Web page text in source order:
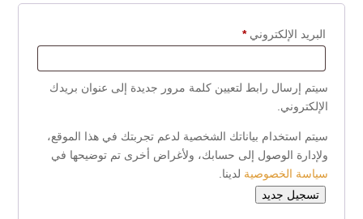
البريد الإلكتروني*
سيتم إرسال رابط لتعيين كلمة مرور جديدة إلى عنوان بريدك
الإلكتروني.
سيتم استخدام بياناتك الشخصية لدعم تجربتك في هذا الموقع،
ولإدارة الوصول إلى حسابك، ولأغراض أخرى تم توضيحها في
سياسة الخصوصية لدينا.
تسجيل جديد